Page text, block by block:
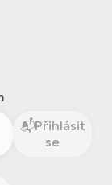
Přihlásit
se